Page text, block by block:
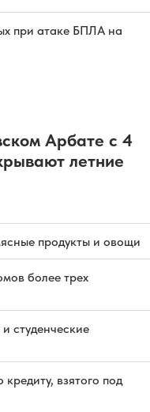
при атаке БПЛА на
Арбате с 4
летние
продукты и овощи
более трех
студенческие
взятого под